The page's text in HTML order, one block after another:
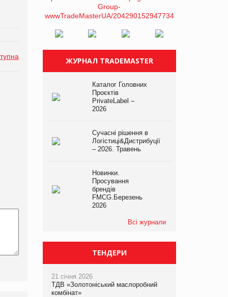
ЖУРНАЛ TRADEMASTER
Каталог Головних
Проєктів
PrivateLabel –
2026
Сучасні рішення в
Логістиці&Дистрибуції
– 2026. Травень
Новинки.
Просування
брендів
FMCG.Березень
2026
Всі журнали
ТЕНДЕРИ
21 січня 2026
ТДВ «Золотоніський маслоробний
комбінат»